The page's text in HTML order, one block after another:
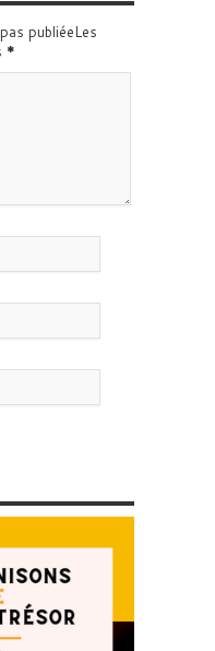
publiéeLes
*